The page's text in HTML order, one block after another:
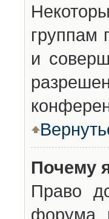
группам
и
Почему
Право
форума,